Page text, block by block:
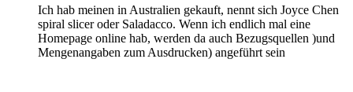
Ich hab meinen in Australien gekauft, nennt sich Joyce Chen
spiral slicer oder Saladacco. Wenn ich endlich mal eine
Homepage online hab, werden da auch Bezugsquellen )und
Mengenangaben zum Ausdrucken) angeführt sein